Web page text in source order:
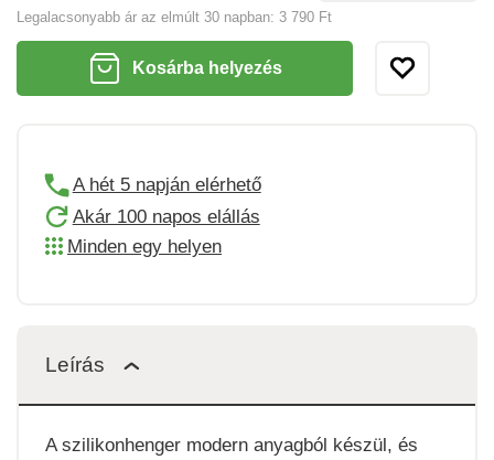
Legalacsonyabb ár az elmúlt 30 napban: 3 790 Ft
Kosárba helyezés
A hét 5 napján elérhető
Akár 100 napos elállás
Minden egy helyen
Leírás
A szilikonhenger modern anyagból készül, és